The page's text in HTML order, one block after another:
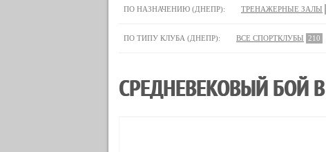
ПО НАЗНАЧЕНИЮ (ДНЕПР): ТРЕНАЖЕРНЫЕ ЗАЛЫ
ПО ТИПУ КЛУБА (ДНЕПР): ВСЕ СПОРТКЛУБЫ 210
СРЕДНЕВЕКОВЫЙ БОЙ